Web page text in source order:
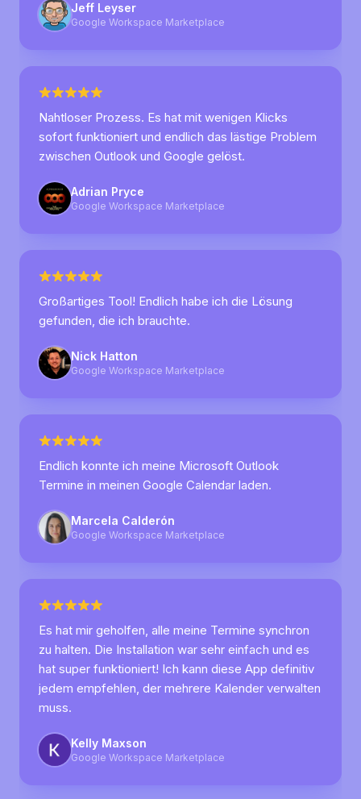
Jeff Leyser
Google Workspace Marketplace
Nahtloser Prozess. Es hat mit wenigen Klicks
sofort funktioniert und endlich das lästige Problem
zwischen Outlook und Google gelöst.
Adrian Pryce
Google Workspace Marketplace
Großartiges Tool! Endlich habe ich die Lösung
gefunden, die ich brauchte.
Nick Hatton
Google Workspace Marketplace
Endlich konnte ich meine Microsoft Outlook
Termine in meinen Google Calendar laden.
Marcela Calderón
Google Workspace Marketplace
Es hat mir geholfen, alle meine Termine synchron
zu halten. Die Installation war sehr einfach und es
hat super funktioniert! Ich kann diese App definitiv
jedem empfehlen, der mehrere Kalender verwalten
muss.
Kelly Maxson
Google Workspace Marketplace